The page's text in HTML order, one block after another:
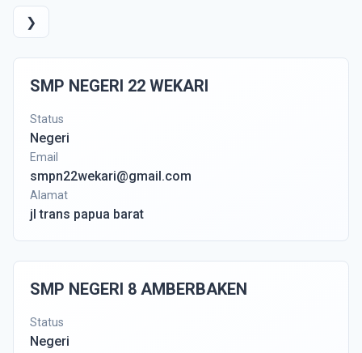
❯
SMP NEGERI 22 WEKARI
Status
Negeri
Email
smpn22wekari@gmail.com
Alamat
jl trans papua barat
SMP NEGERI 8 AMBERBAKEN
Status
Negeri